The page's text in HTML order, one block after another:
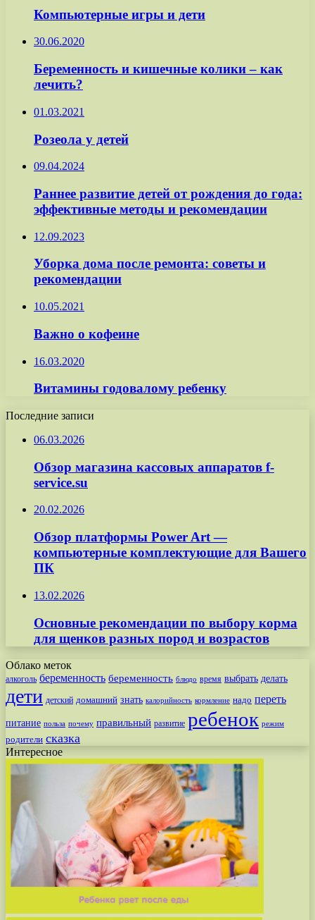
Компьютерные игры и дети
30.06.2020
Беременность и кишечные колики – как
лечить?
01.03.2021
Розеола у детей
09.04.2024
Раннее развитие детей от рождения до года:
эффективные методы и рекомендации
12.09.2023
Уборка дома после ремонта: советы и
рекомендации
10.05.2021
Важно о кофеине
16.03.2020
Витамины годовалому ребенку
Последние записи
06.03.2026
Обзор магазина кассовых аппаратов f-
service.su
20.02.2026
Обзор платформы Power Art —
компьютерные комплектующие для Вашего
ПК
13.02.2026
Основные рекомендации по выбору корма
для щенков разных пород и возрастов
Облако меток
алкоголь беременность беременность блюдо время выбрать делать
дети детский домашний знать калорийность кормление надо переть
питание польза почему правильный развитие ребенок режим
родители сказка
Интересное